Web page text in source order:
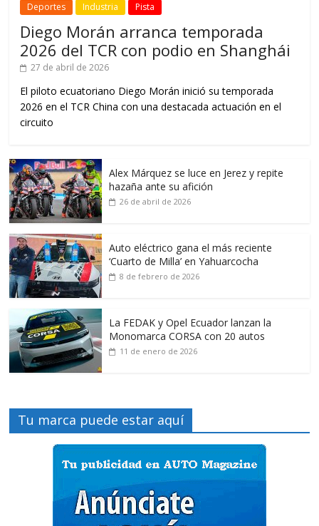
Deportes Industria Pista
Diego Morán arranca temporada
2026 del TCR con podio en Shanghái
27 de abril de 2026
El piloto ecuatoriano Diego Morán inició su temporada
2026 en el TCR China con una destacada actuación en el
circuito
Alex Márquez se luce en Jerez y repite
hazaña ante su afición
26 de abril de 2026
Auto eléctrico gana el más reciente
‘Cuarto de Milla’ en Yahuarcocha
8 de febrero de 2026
La FEDAK y Opel Ecuador lanzan la
Monomarca CORSA con 20 autos
11 de enero de 2026
Tu marca puede estar aquí